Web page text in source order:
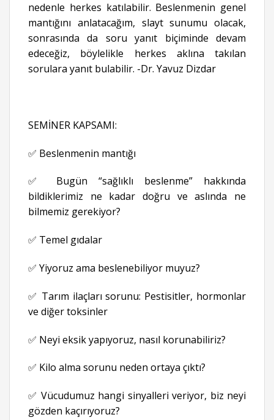
nedenle herkes katılabilir. Beslenmenin genel
mantığını anlatacağım, slayt sunumu olacak,
sonrasında da soru yanıt biçiminde devam
edeceğiz, böylelikle herkes aklına takılan
sorulara yanıt bulabilir. -Dr. Yavuz Dizdar
SEMİNER KAPSAMI:
✅ Beslenmenin mantığı
✅ Bugün “sağlıklı beslenme” hakkında
bildiklerimiz ne kadar doğru ve aslında ne
bilmemiz gerekiyor?
✅ Temel gıdalar
✅ Yiyoruz ama beslenebiliyor muyuz?
✅ Tarım ilaçları sorunu: Pestisitler, hormonlar
ve diğer toksinler
✅ Neyi eksik yapıyoruz, nasıl korunabiliriz?
✅ Kilo alma sorunu neden ortaya çıktı?
✅ Vücudumuz hangi sinyalleri veriyor, biz neyi
gözden kaçırıyoruz?